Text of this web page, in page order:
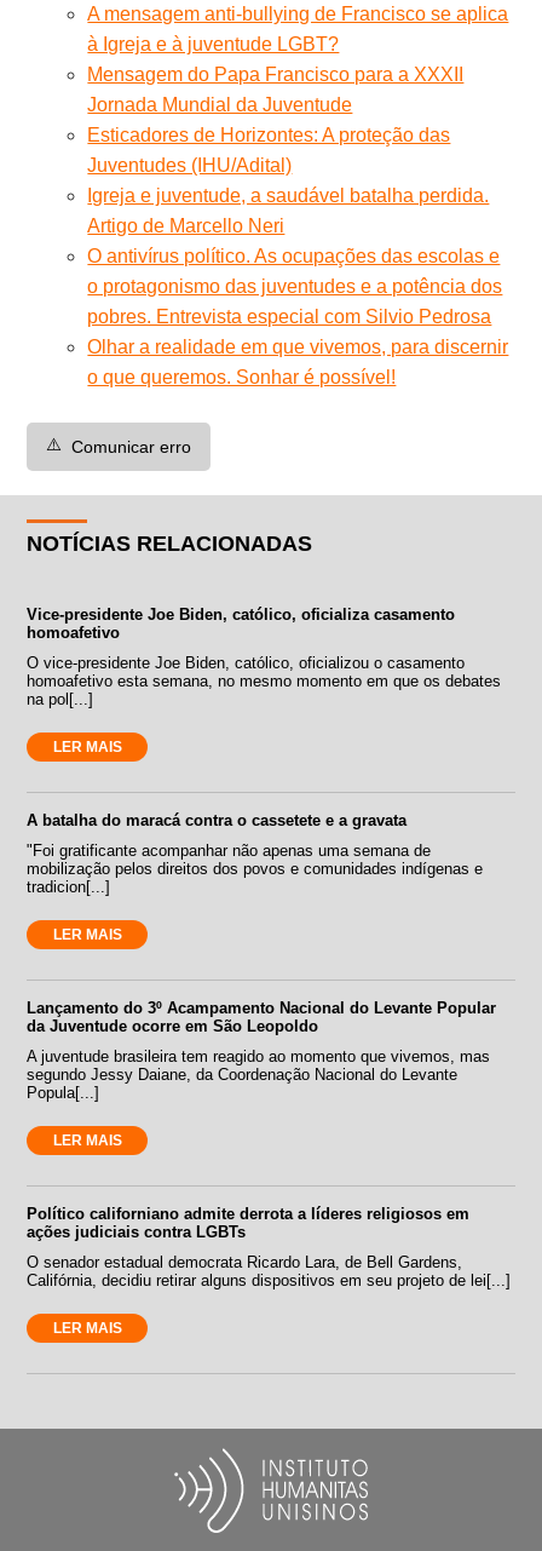
A mensagem anti-bullying de Francisco se aplica
à Igreja e à juventude LGBT?
Mensagem do Papa Francisco para a XXXII
Jornada Mundial da Juventude
Esticadores de Horizontes: A proteção das
Juventudes (IHU/Adital)
Igreja e juventude, a saudável batalha perdida.
Artigo de Marcello Neri
O antivírus político. As ocupações das escolas e
o protagonismo das juventudes e a potência dos
pobres. Entrevista especial com Silvio Pedrosa
Olhar a realidade em que vivemos, para discernir
o que queremos. Sonhar é possível!
⚠️ Comunicar erro
NOTÍCIAS RELACIONADAS
Vice-presidente Joe Biden, católico, oficializa casamento
homoafetivo
O vice-presidente Joe Biden, católico, oficializou o casamento
homoafetivo esta semana, no mesmo momento em que os debates
na pol[...]
LER MAIS
A batalha do maracá contra o cassetete e a gravata
"Foi gratificante acompanhar não apenas uma semana de
mobilização pelos direitos dos povos e comunidades indígenas e
tradicion[...]
LER MAIS
Lançamento do 3º Acampamento Nacional do Levante Popular
da Juventude ocorre em São Leopoldo
A juventude brasileira tem reagido ao momento que vivemos, mas
segundo Jessy Daiane, da Coordenação Nacional do Levante
Popula[...]
LER MAIS
Político californiano admite derrota a líderes religiosos em
ações judiciais contra LGBTs
O senador estadual democrata Ricardo Lara, de Bell Gardens,
Califórnia, decidiu retirar alguns dispositivos em seu projeto de lei[...]
LER MAIS